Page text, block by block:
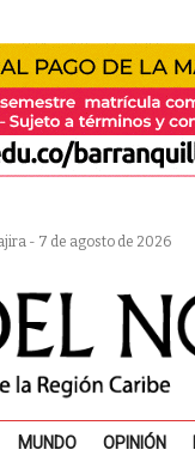
- 7 de agosto de 2026
MUNDO OPINIÓN